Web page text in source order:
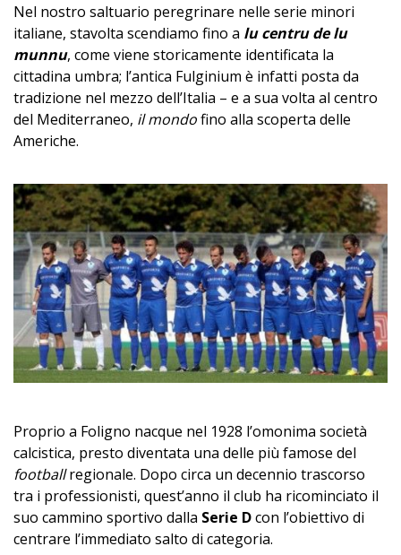
Nel nostro saltuario peregrinare nelle serie minori
italiane, stavolta scendiamo fino a lu centru de lu
munnu, come viene storicamente identificata la
cittadina umbra; l’antica Fulginium è infatti posta da
tradizione nel mezzo dell’Italia – e a sua volta al centro
del Mediterraneo, il mondofino alla scoperta delle
Americhe.
Proprio a Foligno nacque nel 1928 l’omonima società
calcistica, presto diventata una delle più famose del
footballregionale. Dopo circa un decennio trascorso
tra i professionisti, quest’anno il club ha ricominciato il
suo cammino sportivo dalla Serie Dcon l’obiettivo di
centrare l’immediato salto di categoria.